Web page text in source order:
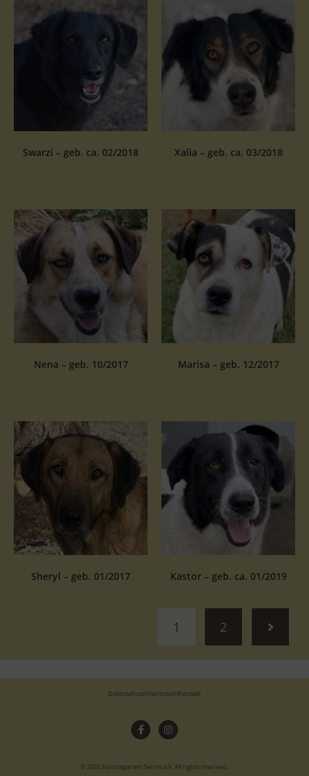
Swarzi – geb. ca. 02/2018 Xalia – geb. ca. 03/2018
Nena – geb. 10/2017 Marisa – geb. 12/2017
Sheryl – geb. 01/2017 Kastor – geb. ca. 01/2019
1 2
© 2026 Hundegarten Serres e.V. All rights reserved.
DatenschutzImpressumKontakt